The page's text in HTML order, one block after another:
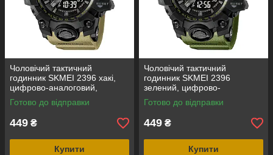
Чоловічий тактичний
годинник SKMEI 2396 хакі,
цифрово-аналоговий,
водозахист 5 ATM
Готово до відправки
449 ₴
Купити
Чоловічий тактичний
годинник SKMEI 2396
зелений, цифрово-
аналоговий, водозахист 5
ATM
Готово до відправки
449 ₴
Купити